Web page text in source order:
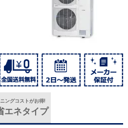
ングコストがお得!
エネタイプ